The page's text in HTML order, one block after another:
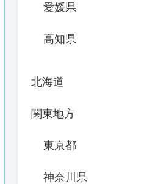
愛媛県
高知県
北海道
関東地方
東京都
神奈川県